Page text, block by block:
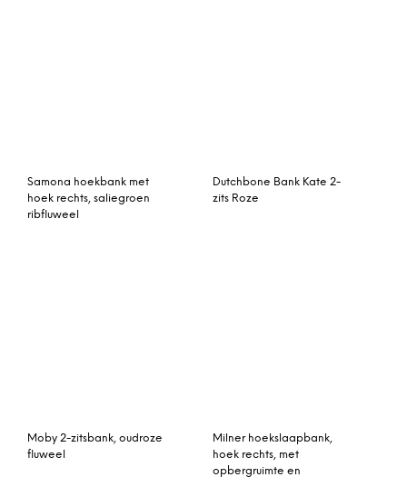
Samona hoekbank met
hoek rechts, saliegroen
ribfluweel
Dutchbone Bank Kate 2-
zits Roze
Moby 2-zitsbank, oudroze
fluweel
Milner hoekslaapbank,
hoek rechts, met
opbergruimte en